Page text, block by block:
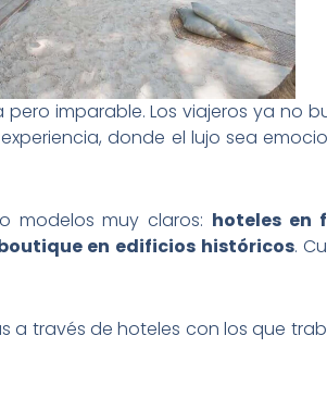
imparable. Los viajeros ya no
donde el lujo sea
modelos muy claros: hoteles en
en edificios históricos.
través de hoteles con los que